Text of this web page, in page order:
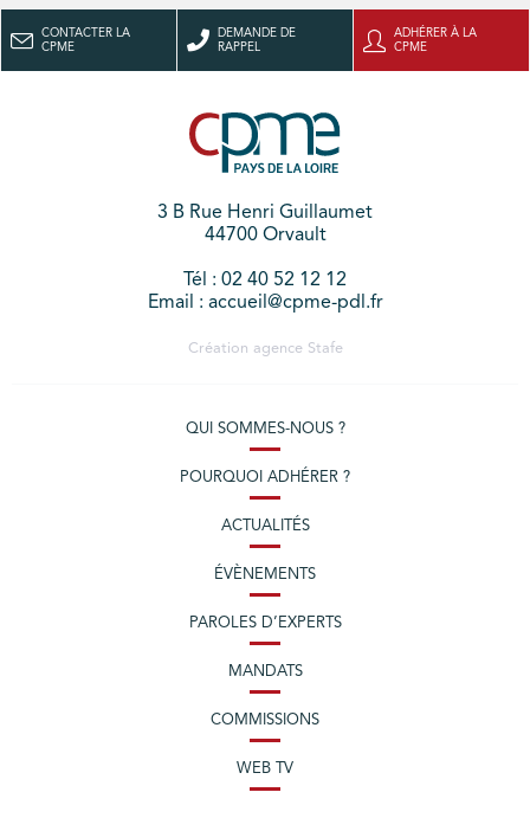
CONTACTER LA
CPME
DEMANDE DE
RAPPEL
ADHÉRER À LA
CPME
3 B Rue Henri Guillaumet
44700 Orvault
Tél : 02 40 52 12 12
Email : accueil@cpme-pdl.fr
Création agence Stafe
QUI SOMMES-NOUS ?
POURQUOI ADHÉRER ?
ACTUALITÉS
ÉVÈNEMENTS
PAROLES D’EXPERTS
MANDATS
COMMISSIONS
WEB TV